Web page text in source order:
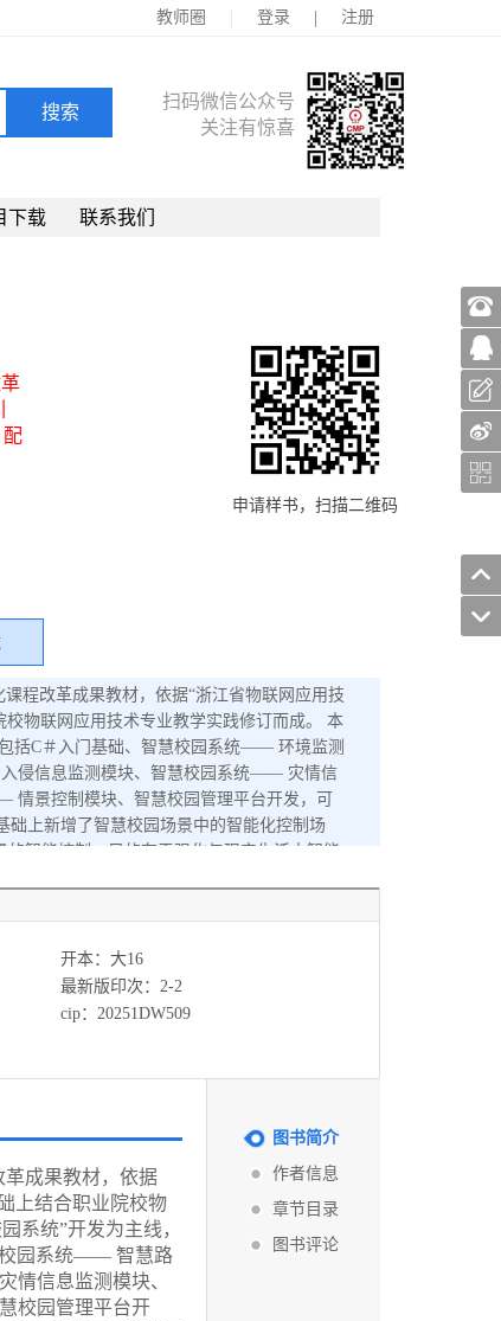
下载 联系我们
教师圈 | 登录 | 注册
扫码微信公众号
关注有惊喜
配
申请样书，扫描二维码
程改革成果教材，依据“浙江省物联网应用技
物联网应用技术专业教学实践修订而成。 本
括C＃入门基础、智慧校园系统—— 环境监测
侵信息监测模块、智慧校园系统—— 灾情信
景控制模块、智慧校园管理平台开发，可
础上新增了智慧校园场景中的智能化控制场
智能控制，目的在于强化与现实生活中智能
本书配套微课视频（扫描书中二维码免费观
资源丰富的“互联网+”智慧教材。本书还配
社教育服务网（www.cmpedu.com）免费注
开本：大16
最新版印次：2-2
cip：20251DW509
成果教材，依据
上结合职业院校物
系统”开发为主线，
园系统—— 智慧路
信息监测模块、
校园管理平台开
图书简介
作者信息
章节目录
图书评论